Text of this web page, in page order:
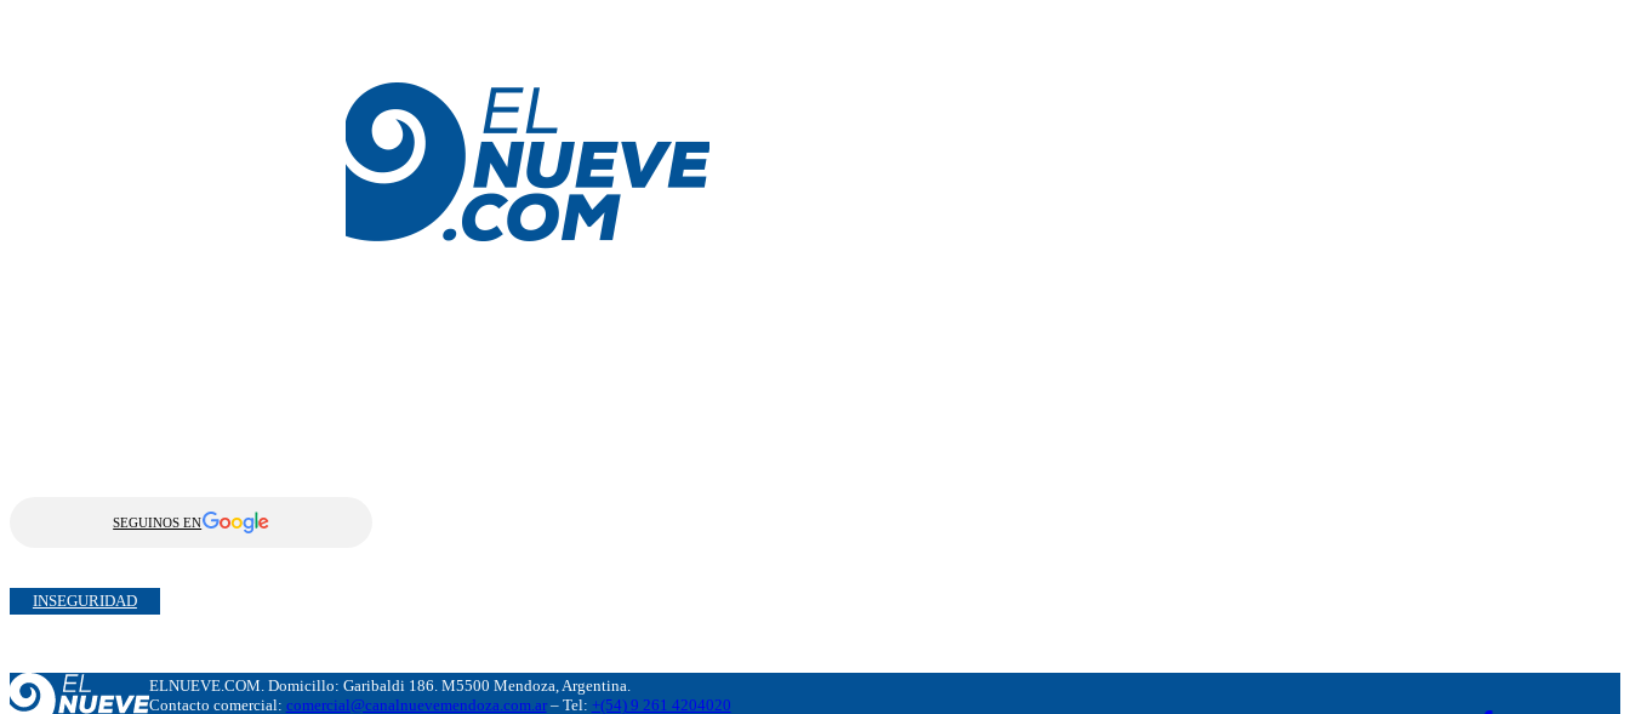
SEGUINOS EN
INSEGURIDAD
ELNUEVE.COM. Domicillo: Garibaldi 186. M5500 Mendoza, Argentina.
Contacto comercial: comercial@canalnuevemendoza.com.ar– Tel: +(54) 9 261 4204020